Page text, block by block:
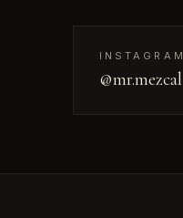
INSTAGRAM
@mr.mezcal